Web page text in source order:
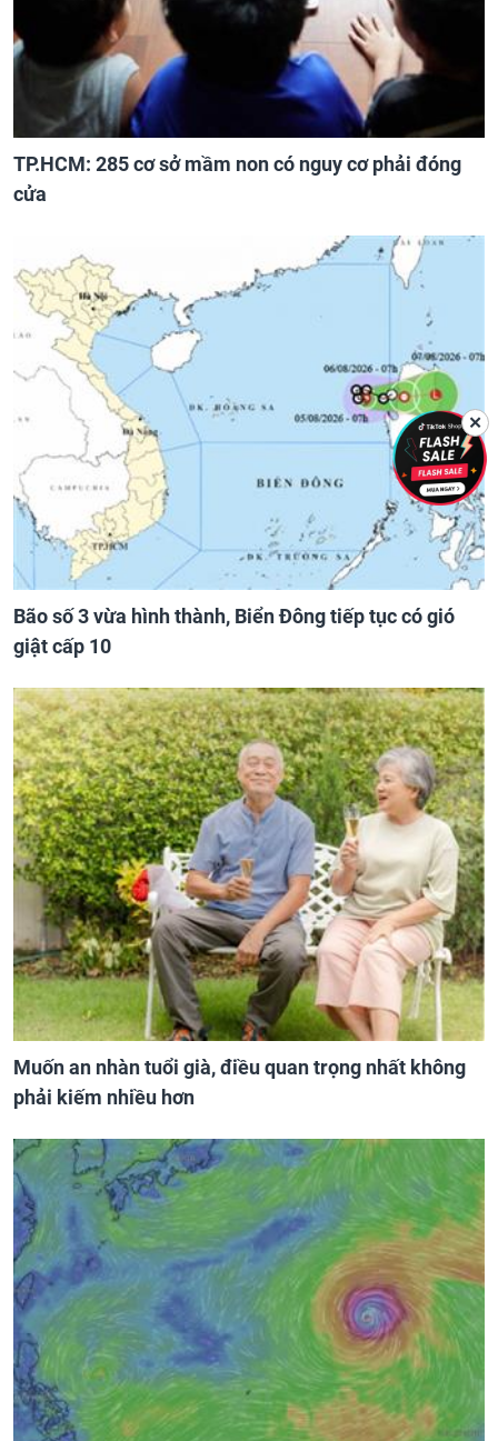
TP.HCM: 285 cơ sở mầm non có nguy cơ phải đóng
cửa
Bão số 3 vừa hình thành, Biển Đông tiếp tục có gió
giật cấp 10
Muốn an nhàn tuổi già, điều quan trọng nhất không
phải kiếm nhiều hơn
✕